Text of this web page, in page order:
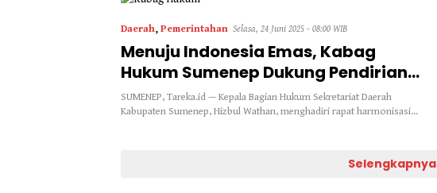
Daerah, Pemerintahan Selasa, 24 Juni 2025 - 08:00 WIB
Menuju Indonesia Emas, Kabag
Hukum Sumenep Dukung Pendirian
Koperasi Merah Putih
SUMENEP, Tareka.id — Kepala Bagian Hukum Sekretariat Daerah
Kabupaten Sumenep, Hizbul Wathan, menghadiri rapat harmonisasi…
Selengkapnya